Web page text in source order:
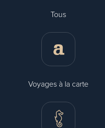
Tous
Voyages à la carte